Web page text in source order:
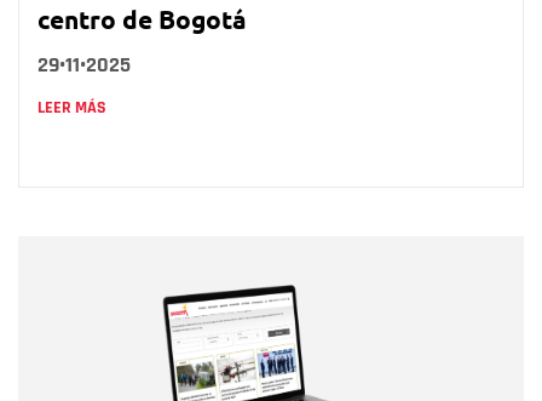
centro de Bogotá
29•11•2025
LEER MÁS
Correo electrónico